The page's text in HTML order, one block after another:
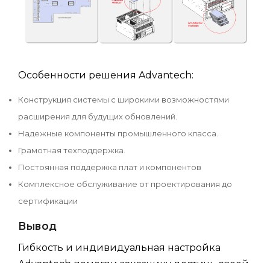
Особенности решения Advantech:
Конструкция системы с широкими возможностями
расширения для будущих обновлений.
Надежные компоненты промышленного класса.
Грамотная техподдержка.
Постоянная поддержка плат и компонентов
Комплексное обслуживание от проектирования до
сертификации
Вывод
Гибкость и индивидуальная настройка